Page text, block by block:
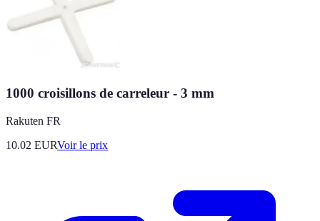
1000 croisillons de carreleur - 3 mm
Rakuten FR
10.02 EURVoir le prix